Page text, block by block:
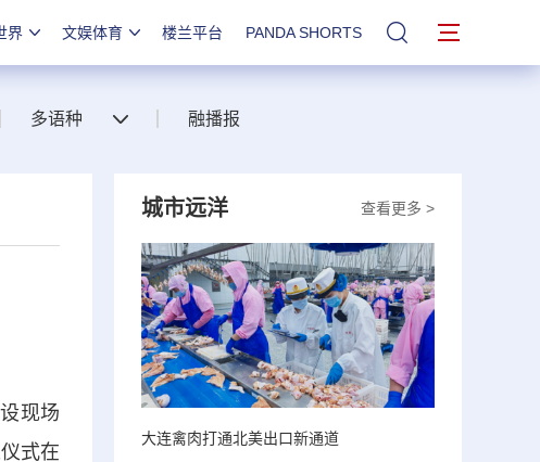
界 文娱体育 楼兰平台 PANDA SHORTS 站内搜索
多语种 融播报
现场
式在
查看更多 >
城市远洋
大连禽肉打通北美出口新通道